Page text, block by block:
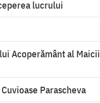
lucrului
Acoperământ al Maicii
Parascheva